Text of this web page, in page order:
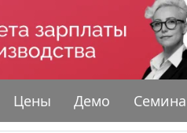
Цены Демо